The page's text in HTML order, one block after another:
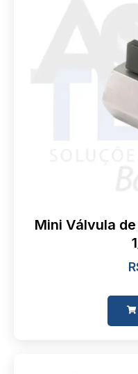
Mini Válvula